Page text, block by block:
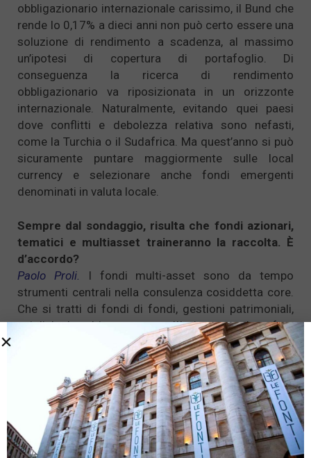
obbligazionario internazionale carissimo, il Bund che
rende lo 0,17% a dieci anni non può certo essere una
soluzione di rendimento a scadenza, al massimo
un’ipotesi di copertura di portafoglio. Di
conseguenza la ricerca di rendimento
obbligazionario va riposizionata in un orizzonte
internazionale. Naturalmente, evitando quei paesi
dove conflitti e debolezza relativa sono nefasti,
come la Turchia o il Sudafrica. Ma quest’anno si può
sicuramente puntare maggiormente sulle local
currency e selezionare anche fondi emergenti
denominati in valuta locale.
Sempre dal sondaggio, risulta che fondi azionari,
tematici e multiasset traineranno la raccolta. È
d’accordo?
Paolo Proli. I fondi multi-asset sono da tempo
strumenti centrali nella consulenza cosiddetta core.
Che si tratti di fondi di fondi, gestioni patrimoniali,
unit linked, multiramo o ramo III, aiutano molto a fare
diversificazione di portafoglio e a non rimanere
investiti in una singola scommessa finanziaria. Per
quanto riguarda l’equity tematico (ma anche quello
sostenibile) credo sia essenziale metterlo al centro
di una corretta pianificazione di lungo termine.
«Never fight change», mi piace dire: non bisogna
combattere il cambiamento. Come si diceva «never